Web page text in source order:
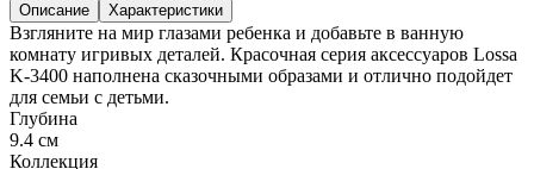
Описание Характеристики
Взгляните на мир глазами ребенка и добавьте в ванную
комнату игривых деталей. Красочная серия аксессуаров Lossa
K-3400 наполнена сказочными образами и отлично подойдет
для семьи с детьми.
Глубина
9.4 см
Коллекция